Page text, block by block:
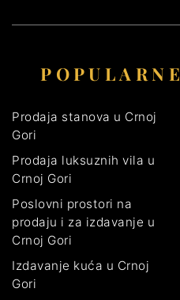
POPULARNE
Prodaja stanova u Crnoj
Gori
Prodaja luksuznih vila u
Crnoj Gori
Poslovni prostori na
prodaju i za izdavanje u
Crnoj Gori
Izdavanje kuća u Crnoj
Gori